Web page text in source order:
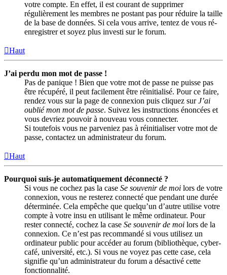
votre compte. En effet, il est courant de supprimer
régulièrement les membres ne postant pas pour réduire la taille
de la base de données. Si cela vous arrive, tentez de vous ré-
enregistrer et soyez plus investi sur le forum.
Haut
J’ai perdu mon mot de passe !
Pas de panique ! Bien que votre mot de passe ne puisse pas
être récupéré, il peut facilement être réinitialisé. Pour ce faire,
rendez vous sur la page de connexion puis cliquez surJ’ai
oublié mon mot de passe. Suivez les instructions énoncées et
vous devriez pouvoir à nouveau vous connecter.
Si toutefois vous ne parveniez pas à réinitialiser votre mot de
passe, contactez un administrateur du forum.
Haut
Pourquoi suis-je automatiquement déconnecté ?
Si vous ne cochez pas la case Se souvenir de moi lors de votre
connexion, vous ne resterez connecté que pendant une durée
déterminée. Cela empêche que quelqu’un d’autre utilise votre
compte à votre insu en utilisant le même ordinateur. Pour
rester connecté, cochez la case Se souvenir de moi lors de la
connexion. Ce n’est pas recommandé si vous utilisez un
ordinateur public pour accéder au forum (bibliothèque, cyber-
café, université, etc.). Si vous ne voyez pas cette case, cela
signifie qu’un administrateur du forum a désactivé cette
fonctionnalité.